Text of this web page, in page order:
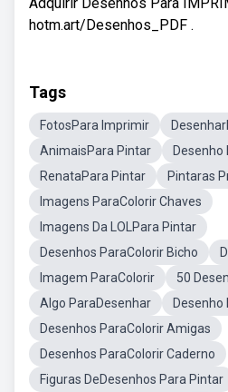
hotm.art/Desenhos_PDF .
Tags
FotosPara Imprimir
AnimaisPara Pintar
Desenho
RenataPara Pintar
Pintaras
Imagens ParaColorir Chaves
Imagens Da LOLPara Pintar
Desenhos ParaColorir Bicho
Imagem ParaColorir
50
Algo ParaDesenhar
Desenho
Desenhos ParaColorir Amigas
Desenhos ParaColorir Caderno
Figuras DeDesenhos Para Pintar